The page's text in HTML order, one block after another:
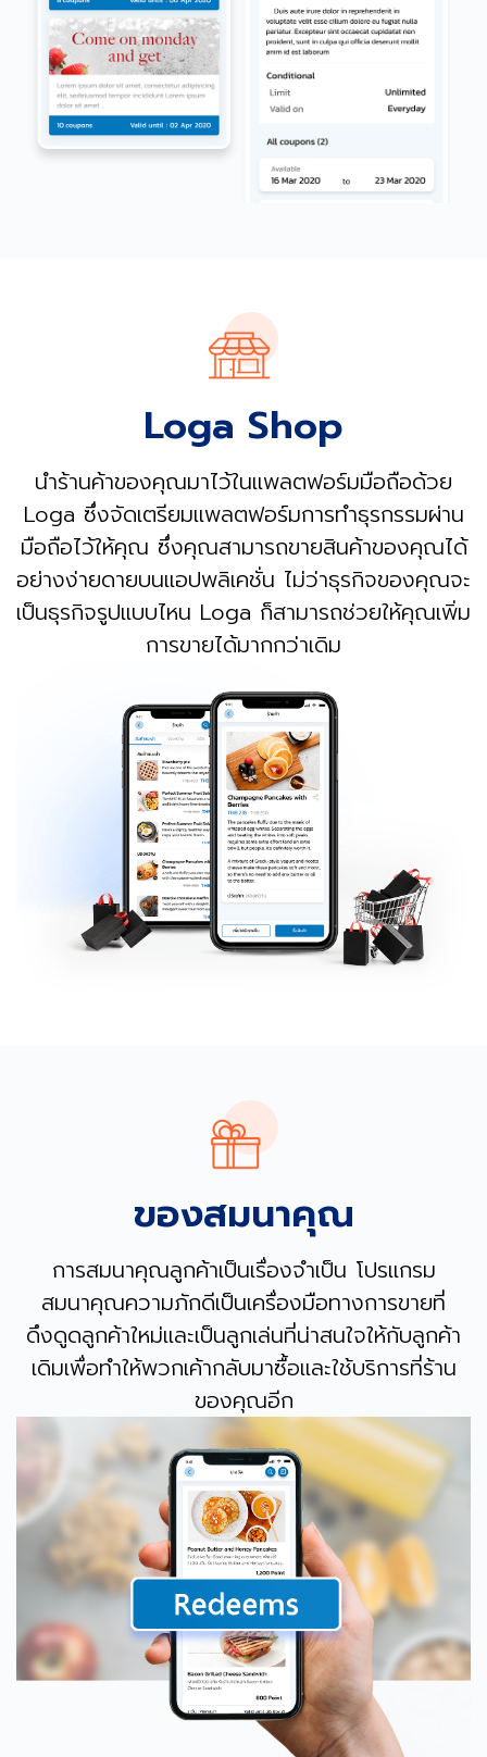
Loga Shop
นำร้านค้าของคุณมาไว้ในแพลตฟอร์มมือถือด้วย
Loga ซึ่งจัดเตรียมแพลตฟอร์มการทำธุรกรรมผ่าน
มือถือไว้ให้คุณ ซึ่งคุณสามารถขายสินค้าของคุณได้
อย่างง่ายดายบนแอปพลิเคชั่น ไม่ว่าธุรกิจของคุณจะ
เป็นธุรกิจรูปแบบไหน Loga ก็สามารถช่วยให้คุณเพิ่ม
การขายได้มากกว่าเดิม
ของสมนาคุณ
การสมนาคุณลูกค้าเป็นเรื่องจำเป็น โปรแกรม
สมนาคุณความภักดีเป็นเครื่องมือทางการขายที่
ดึงดูดลูกค้าใหม่และเป็นลูกเล่นที่น่าสนใจให้กับลูกค้า
เดิมเพื่อทำให้พวกเค้ากลับมาซื้อและใช้บริการที่ร้าน
ของคุณอีก